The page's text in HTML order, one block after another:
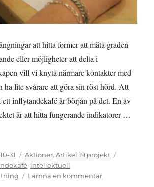
att hitta former att mäta graden
eller möjligheter att delta i
vill vi knyta närmare kontakter med
ha lite svårare att göra sin röst hörd. Att
ett inflytandekafé är början på det. En av
är att hitta fungerande indikatorer …
31 Kategorier
Aktioner,Artikel 19 projekt
, intellektuell
Lämna en kommentartill